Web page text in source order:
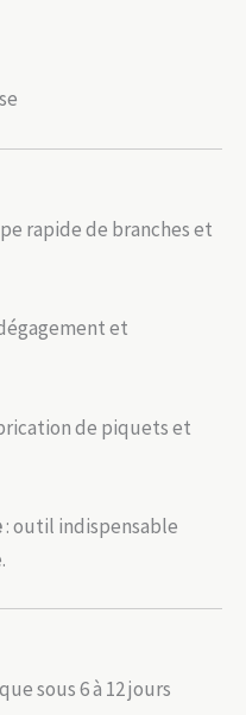
rapide de branches et
et
de piquets et
: outil indispensable
sous 6 à 12 jours